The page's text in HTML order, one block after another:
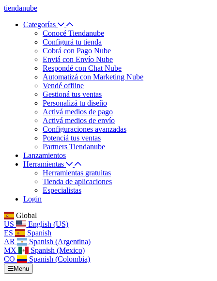
tiendanube
Categorías
Conocé Tiendanube
Configurá tu tienda
Cobrá con Pago Nube
Enviá con Envío Nube
Respondé con Chat Nube
Automatizá con Marketing Nube
Vendé offline
Gestioná tus ventas
Personalizá tu diseño
Activá medios de pago
Activá medios de envío
Configuraciones avanzadas
Potenciá tus ventas
Partners Tiendanube
Lanzamientos
Herramientas
Herramientas gratuitas
Tienda de aplicaciones
Especialistas
Login
Global
US
English (US)
ES
Spanish
AR
Spanish (Argentina)
MX
Spanish (Mexico)
CO
Spanish (Colombia)
Menu